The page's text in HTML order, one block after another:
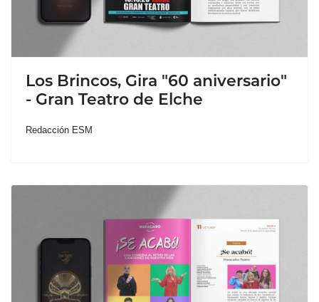
Los Brincos, Gira "60 aniversario"
- Gran Teatro de Elche
Redacción ESM